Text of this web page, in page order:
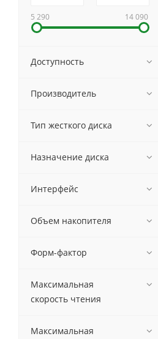
5 290 14 090
Доступность
Производитель
Тип жесткого диска
Назначение диска
Интерфейс
Объем накопителя
Форм-фактор
Максимальная
скорость чтения
Максимальная